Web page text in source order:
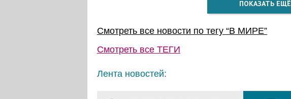
ПОКАЗАТЬ ЕЩЁ
Смотреть все новости по тегу “В МИРЕ”
Смотреть все ТЕГИ
Лента новостей: